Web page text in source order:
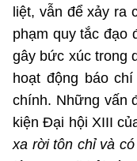
liệt, vẫn để xảy ra
phạm quy tắc đạo
gây bức xúc trong
hoạt động báo
chính. Những vấn
kiện Đại hội XIII
xa rời tôn chỉ và